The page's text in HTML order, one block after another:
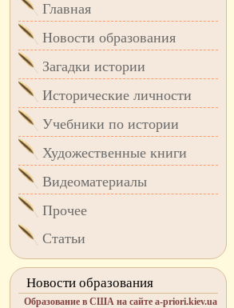
Главная
Новости образования
Загадки истории
Исторические личности
Учебники по истории
Художественные книги
Видеоматериалы
Прочее
Статьи
Новости образования
Образование в США на сайте a-priori.kiev.ua